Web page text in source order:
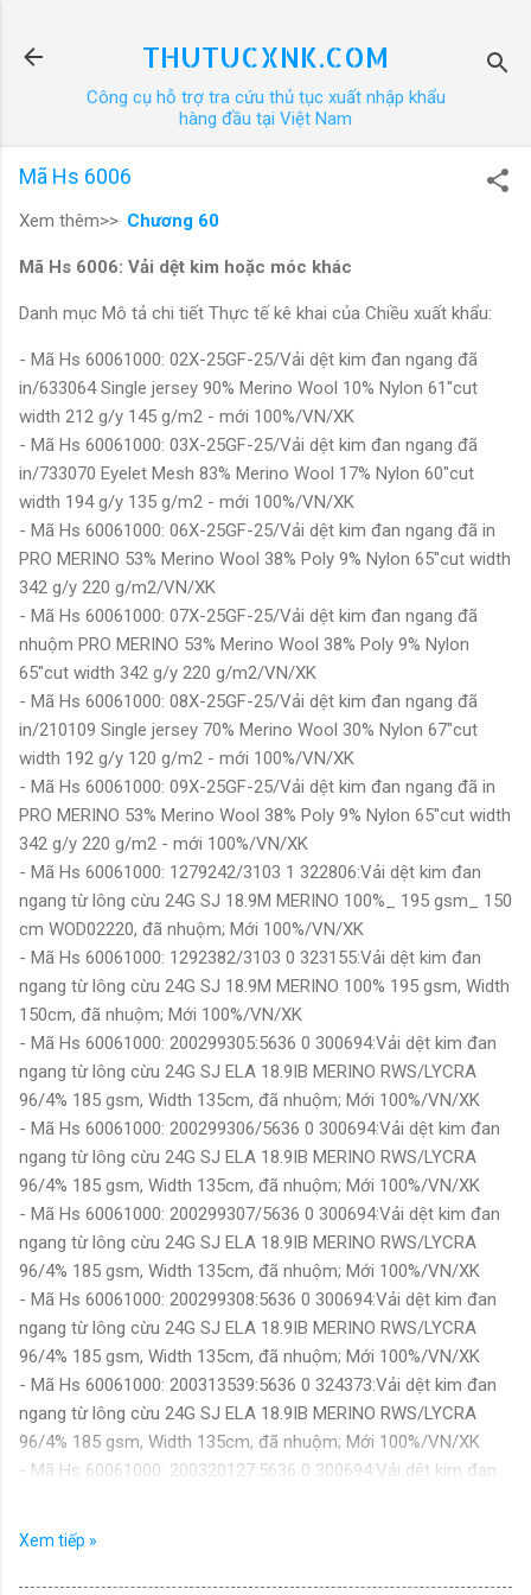
THUTUCXNK.COM
Công cụ hỗ trợ tra cứu thủ tục xuất nhập khẩu
hàng đầu tại Việt Nam
Mã Hs 6006
Xem thêm>> Chương 60
Mã Hs 6006: Vải dệt kim hoặc móc khác
Danh mục Mô tả chi tiết Thực tế kê khai của Chiều xuất khẩu:
- Mã Hs 60061000: 02X-25GF-25/Vải dệt kim đan ngang đã
in/633064 Single jersey 90% Merino Wool 10% Nylon 61"cut
width 212 g/y 145 g/m2 - mới 100%/VN/XK
- Mã Hs 60061000: 03X-25GF-25/Vải dệt kim đan ngang đã
in/733070 Eyelet Mesh 83% Merino Wool 17% Nylon 60"cut
width 194 g/y 135 g/m2 - mới 100%/VN/XK
- Mã Hs 60061000: 06X-25GF-25/Vải dệt kim đan ngang đã in
PRO MERINO 53% Merino Wool 38% Poly 9% Nylon 65"cut width
342 g/y 220 g/m2/VN/XK
- Mã Hs 60061000: 07X-25GF-25/Vải dệt kim đan ngang đã
nhuộm PRO MERINO 53% Merino Wool 38% Poly 9% Nylon
65"cut width 342 g/y 220 g/m2/VN/XK
- Mã Hs 60061000: 08X-25GF-25/Vải dệt kim đan ngang đã
in/210109 Single jersey 70% Merino Wool 30% Nylon 67"cut
width 192 g/y 120 g/m2 - mới 100%/VN/XK
- Mã Hs 60061000: 09X-25GF-25/Vải dệt kim đan ngang đã in
PRO MERINO 53% Merino Wool 38% Poly 9% Nylon 65"cut width
342 g/y 220 g/m2 - mới 100%/VN/XK
- Mã Hs 60061000: 1279242/3103 1 322806:Vải dệt kim đan
ngang từ lông cừu 24G SJ 18.9M MERINO 100%_ 195 gsm_ 150
cm WOD02220, đã nhuộm; Mới 100%/VN/XK
- Mã Hs 60061000: 1292382/3103 0 323155:Vải dệt kim đan
ngang từ lông cừu 24G SJ 18.9M MERINO 100% 195 gsm, Width
150cm, đã nhuộm; Mới 100%/VN/XK
- Mã Hs 60061000: 200299305:5636 0 300694:Vải dệt kim đan
ngang từ lông cừu 24G SJ ELA 18.9IB MERINO RWS/LYCRA
96/4% 185 gsm, Width 135cm, đã nhuộm; Mới 100%/VN/XK
- Mã Hs 60061000: 200299306/5636 0 300694:Vải dệt kim đan
ngang từ lông cừu 24G SJ ELA 18.9IB MERINO RWS/LYCRA
96/4% 185 gsm, Width 135cm, đã nhuộm; Mới 100%/VN/XK
- Mã Hs 60061000: 200299307/5636 0 300694:Vải dệt kim đan
ngang từ lông cừu 24G SJ ELA 18.9IB MERINO RWS/LYCRA
96/4% 185 gsm, Width 135cm, đã nhuộm; Mới 100%/VN/XK
- Mã Hs 60061000: 200299308:5636 0 300694:Vải dệt kim đan
ngang từ lông cừu 24G SJ ELA 18.9IB MERINO RWS/LYCRA
96/4% 185 gsm, Width 135cm, đã nhuộm; Mới 100%/VN/XK
- Mã Hs 60061000: 200313539:5636 0 324373:Vải dệt kim đan
ngang từ lông cừu 24G SJ ELA 18.9IB MERINO RWS/LYCRA
96/4% 185 gsm, Width 135cm, đã nhuộm; Mới 100%/VN/XK
- Mã Hs 60061000: 200320127:5636 0 300694:Vải dệt kim đan
- Mã Hs 60061000: 200320162:5644 0 324406:Vải dệt kim đan
ngang từ lông cừu 28G SJ 18.5M RWS MERINO/NYLON
Xem tiếp »